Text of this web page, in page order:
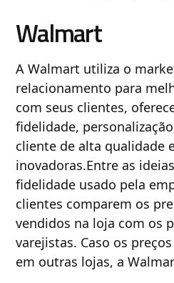
Walmart
A Walmart utiliza o
relacionamento para
com seus clientes,
fidelidade,
cliente de alta qualidade
inovadoras.Entre as
fidelidade usado pela
clientes comparem os
vendidos na loja com os
varejistas. Caso os
em outras lojas, a